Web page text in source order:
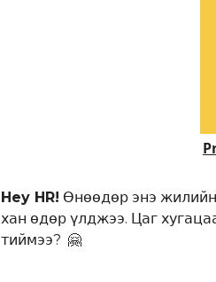
Hey HR! Өнөөдөр энэ
хан өдөр үлджээ. Цаг
тиймээ? 🤗